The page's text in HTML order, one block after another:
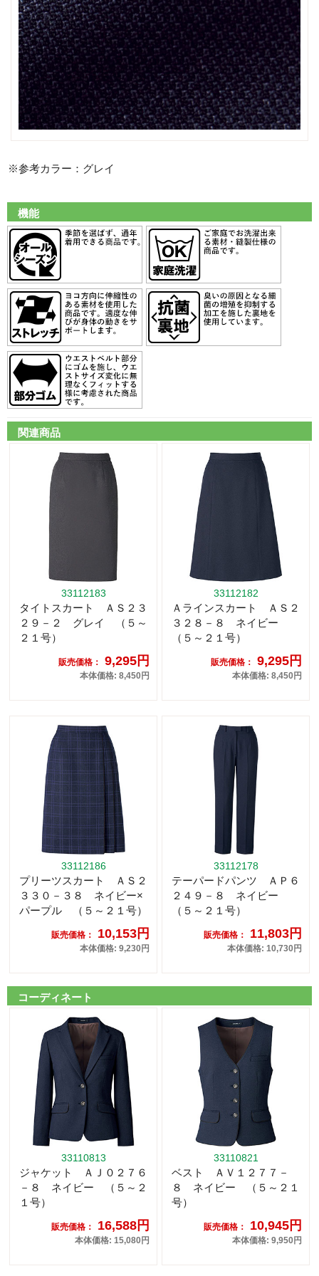
※参考カラー：グレイ
機能
関連商品
33112183
タイトスカート ＡＳ２３
２９－２ グレイ （５～
２１号）
販売価格： 9,295円
本体価格: 8,450円
33112182
Ａラインスカート ＡＳ２
３２８－８ ネイビー
（５～２１号）
販売価格： 9,295円
本体価格: 8,450円
33112186
プリーツスカート ＡＳ２
３３０－３８ ネイビー×
パープル （５～２１号）
販売価格： 10,153円
本体価格: 9,230円
33112178
テーパードパンツ ＡＰ６
２４９－８ ネイビー
（５～２１号）
販売価格： 11,803円
本体価格: 10,730円
コーディネート
33110813
ジャケット ＡＪ０２７６
－８ ネイビー （５～２
１号）
販売価格： 16,588円
本体価格: 15,080円
33110821
ベスト ＡＶ１２７７－
８ ネイビー （５～２１
号）
販売価格： 10,945円
本体価格: 9,950円